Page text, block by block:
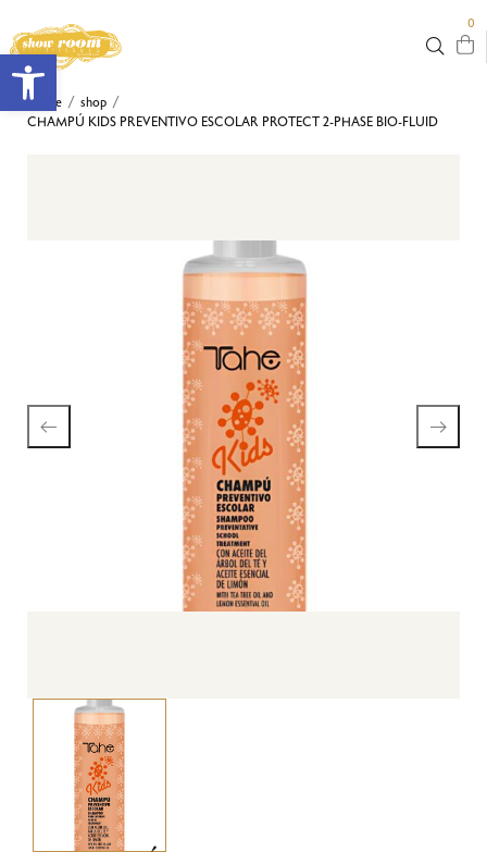
Abrir barra de herramientas
0
Home / shop /
CHAMPÚ KIDS PREVENTIVO ESCOLAR PROTECT 2-PHASE BIO-FLUID